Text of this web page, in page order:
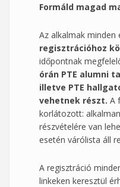
Formáld magad
Az alkalmak minden
regisztrációhoz
időpontnak
órán PTE alumni
illetve PTE
vehetnek részt. A
korlátozott:
részvételére van
esetén várólista áll
A regisztráció
linkeken keresztül